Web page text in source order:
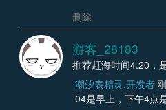
删除
游客_28183
推荐赶海时间4.20，
潮汐表精灵.开发者
04是早上，下午4点